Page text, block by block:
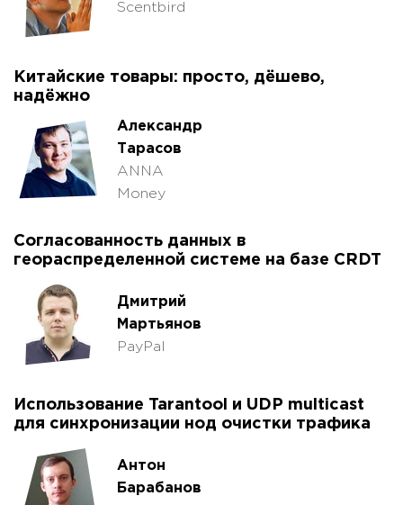
Scentbird
Китайские товары: просто, дёшево,
надёжно
Александр
Тарасов
ANNA
Money
Согласованность данных в
геораспределенной системе на базе CRDT
Дмитрий
Мартьянов
PayPal
Использование Tarantool и UDP multicast
для синхронизации нод очистки трафика
Антон
Барабанов